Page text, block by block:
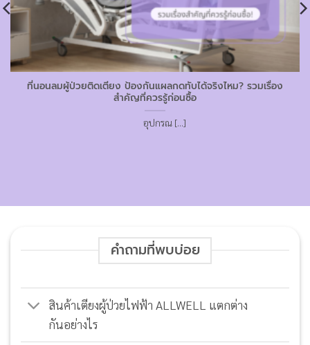
ที่นอนลมผู้ป่วยติดเตียง ป้องกันแผลกดทับได้จริงไหม? รวมเรื่อง
สำคัญที่ควรรู้ก่อนซื้อ
อุปกรณ [...]
คำถามที่พบบ่อย
สินค้าเตียงผู้ป่วยไฟฟ้า ALLWELL แตกต่าง
กันอย่างไร